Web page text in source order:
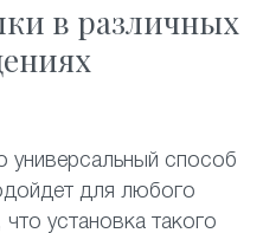
в различных
способ
для любого
установка такого